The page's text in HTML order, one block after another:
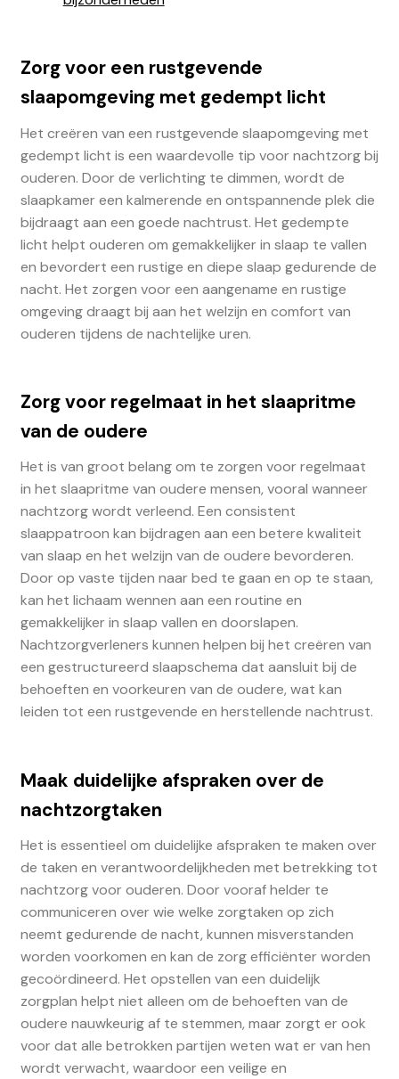
Zorg voor een rustgevende
slaapomgeving met gedempt licht
Het creëren van een rustgevende slaapomgeving met
gedempt licht is een waardevolle tip voor nachtzorg bij
ouderen. Door de verlichting te dimmen, wordt de
slaapkamer een kalmerende en ontspannende plek die
bijdraagt aan een goede nachtrust. Het gedempte
licht helpt ouderen om gemakkelijker in slaap te vallen
en bevordert een rustige en diepe slaap gedurende de
nacht. Het zorgen voor een aangename en rustige
omgeving draagt bij aan het welzijn en comfort van
ouderen tijdens de nachtelijke uren.
Zorg voor regelmaat in het slaapritme
van de oudere
Het is van groot belang om te zorgen voor regelmaat
in het slaapritme van oudere mensen, vooral wanneer
nachtzorg wordt verleend. Een consistent
slaappatroon kan bijdragen aan een betere kwaliteit
van slaap en het welzijn van de oudere bevorderen.
Door op vaste tijden naar bed te gaan en op te staan,
kan het lichaam wennen aan een routine en
gemakkelijker in slaap vallen en doorslapen.
Nachtzorgverleners kunnen helpen bij het creëren van
een gestructureerd slaapschema dat aansluit bij de
behoeften en voorkeuren van de oudere, wat kan
leiden tot een rustgevende en herstellende nachtrust.
Maak duidelijke afspraken over de
nachtzorgtaken
Het is essentieel om duidelijke afspraken te maken over
de taken en verantwoordelijkheden met betrekking tot
nachtzorg voor ouderen. Door vooraf helder te
communiceren over wie welke zorgtaken op zich
neemt gedurende de nacht, kunnen misverstanden
worden voorkomen en kan de zorg efficiënter worden
gecoördineerd. Het opstellen van een duidelijk
zorgplan helpt niet alleen om de behoeften van de
oudere nauwkeurig af te stemmen, maar zorgt er ook
voor dat alle betrokken partijen weten wat er van hen
wordt verwacht, waardoor een veilige en